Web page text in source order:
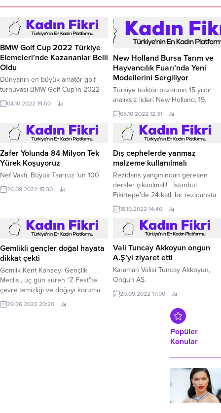
BMW Golf Cup 2022 Türkiye
Elemeleri’nde Kazananlar Belli
Oldu
Dünyanın en büyük amatör golf
turnuvası BMW Golf Cup'ın 2022
Türkiye Elemeleri, BMW’nin Türkiye
distribütörü Borusan Otomotiv'in
Sahası'nda 29 Eylül-2 Ekim
tarihlerinde gerçekleştirildi.
04.10.2022 19:00
New Holland Bursa Tarım ve
Hayvancılık Fuarı’nda Yeni
Modellerini Sergiliyor
Türkiye traktör pazarının 15 yıldır
aralıksız lideri New Holland, 19.
05.10.2022 12:31
Zafer Yolunda 84 Milyon Tek
Yürek Koşuyoruz
Nef Vakfı, Büyük Taarruz ’un 100.
26.08.2022 15:30
Dış cephelerde yanmaz
malzeme kullanılmalı
Rezidans yangınından gereken
dersler çıkarılmalı! İstanbul
Fikirtepe’de 24 katlı bir rezidansta
çıkan yangın özellikle dış cephe
kaplamasında yanmayan malzeme
kullanılmasının önemini bir kez
daha gündeme getirdi.
18.10.2022 14:40
Gemlikli gençler doğal hayata
dikkat çekti
Gemlik Kent Konseyi Gençlik
Meclisi, üç gün süren “Z Fest”te
çevre temizliği ve doğayı koruma
hakkında etkinlikler gerçekleştirdi.
29.06.2022 20:20
Vali Tuncay Akkoyun ongun
A.Ş’yi ziyaret etti
Karaman Valisi Tuncay Akkoyun,
Ongun AŞ.
20.09.2022 17:00
Popüler
Konular